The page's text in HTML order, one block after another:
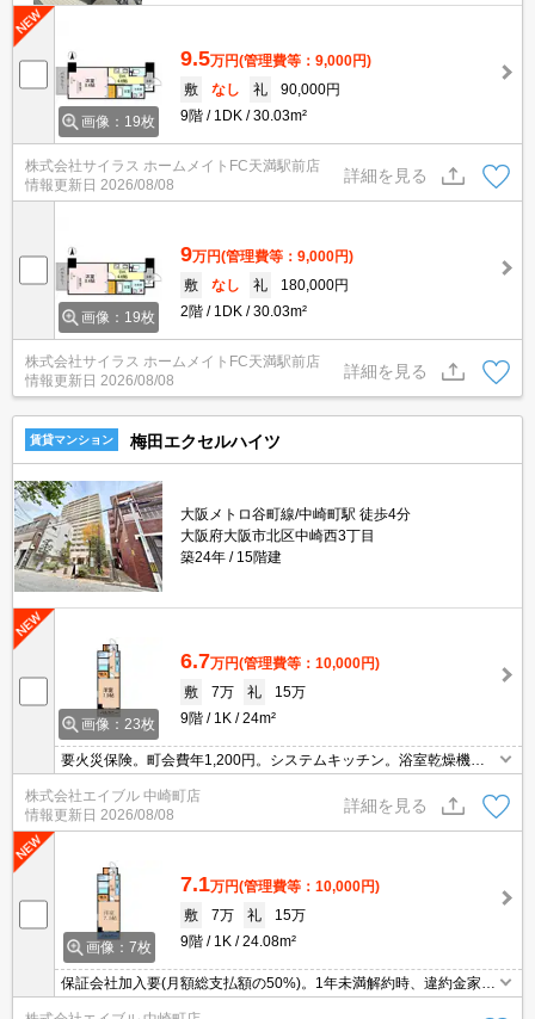
画像：19枚
9.5万円(管理費等：9,000円)
敷
なし 礼
90,000円
9階
1DK 30.03m²
株式会社サイラス ホームメイトFC天満駅前店
情報更新日 2026/08/08
詳細を見る
画像：19枚
9万円(管理費等：9,000円)
敷
なし 礼
180,000円
2階
1DK 30.03m²
株式会社サイラス ホームメイトFC天満駅前店
情報更新日 2026/08/08
詳細を見る
賃貸マンション 梅田エクセルハイツ
大阪メトロ谷町線/中崎町駅 徒歩4分
大阪府大阪市北区中崎西3丁目
築24年
15階建
画像：23枚
6.7万円(管理費等：10,000円)
敷
7万 礼
15万
9階
1K 24m²
要火災保険。町会費年1,200円。システムキッチン。浴室乾燥機
株式会社エイブル 中崎町店
情報更新日 2026/08/08
詳細を見る
画像：7枚
7.1万円(管理費等：10,000円)
敷
7万 礼
15万
9階
1K 24.08m²
保証会社加入要(月額総支払額の50%)。1年未満解約時、違約金家賃